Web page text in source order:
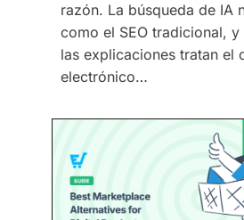
razón. La búsqueda de IA
como el SEO tradicional,
las explicaciones tratan el
electrónico…